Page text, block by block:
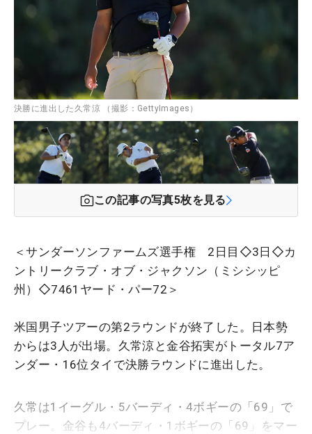
決勝に進出した久常涼 （撮影：GettyImages）
この記事の写真5枚を見る
＜サンダーソンファームズ選手権 2日目◇3日◇カ
ントリークラブ・オブ・ジャクソン（ミシシッピ
州）◇7461ヤード・パー72＞
米国男子ツアーの第2ラウンドが終了した。日本勢
からは3人が出場。久常涼と金谷拓実がトータル7ア
ンダー・16位タイで決勝ラウンドに進出した。
久常は1イーグル・5バーディ・4ボギーの「69」で
プレー。金谷も4バーディ・1ボギーの「69」をマー